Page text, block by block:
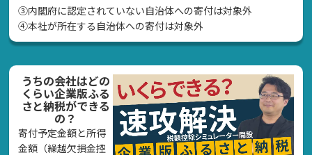
➂内閣府に認定されていない自治体への寄付は対象外
④本社が所在する自治体への寄付は対象外
うちの会社はどの
くらい企業版ふる
さと納税ができる
の？
寄付予定金額と所得
金額（繰越欠損金控